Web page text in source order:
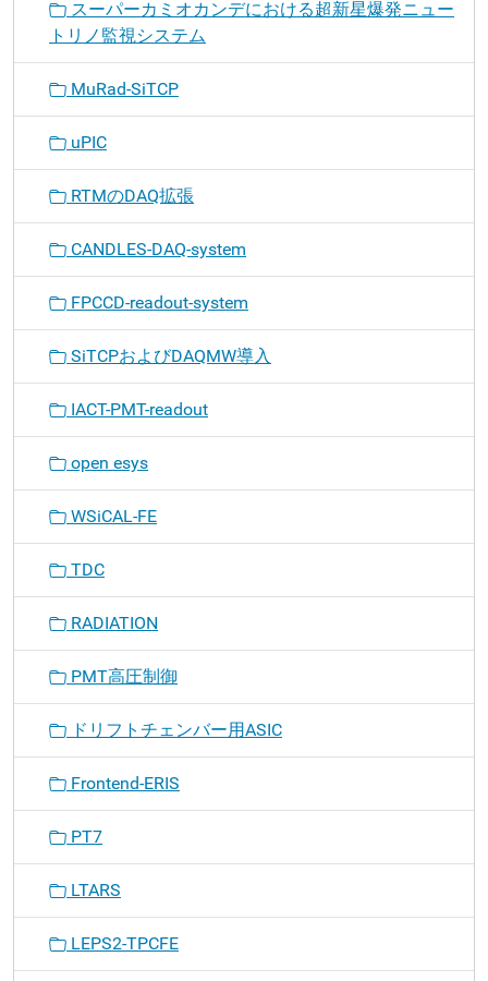
スーパーカミオカンデにおける超新星爆発ニュー
トリノ監視システム
MuRad-SiTCP
uPIC
RTMのDAQ拡張
CANDLES-DAQ-system
FPCCD-readout-system
SiTCPおよびDAQMW導入
IACT-PMT-readout
open esys
WSiCAL-FE
TDC
RADIATION
PMT高圧制御
ドリフトチェンバー用ASIC
Frontend-ERIS
PT7
LTARS
LEPS2-TPCFE